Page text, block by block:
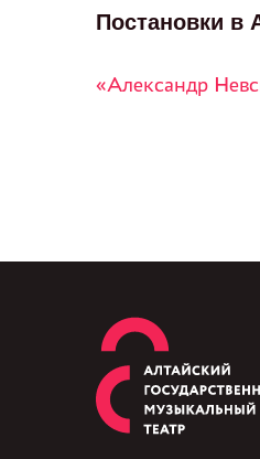
Постановки в
«Александр